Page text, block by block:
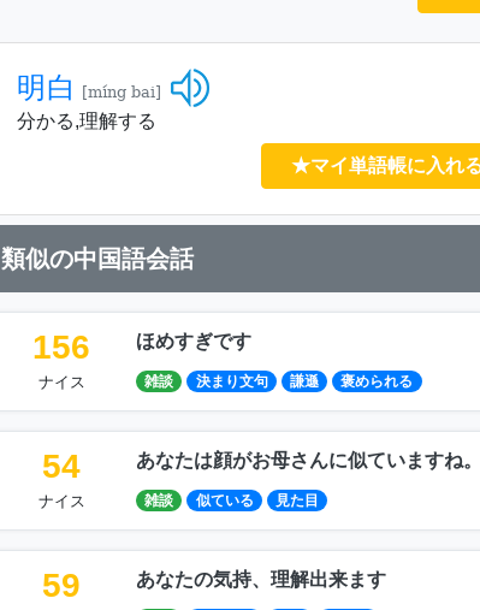
明白 [míng bai]
分かる,理解する
★マイ単語帳に入れ
類似の中国語会話
156
ナイス
ほめすぎです
雑談 決まり文句 謙遜 褒められる
54
ナイス
あなたは顔がお母さんに似ていますね。
雑談 似ている 見た目
59 あなたの気持、理解出来ます